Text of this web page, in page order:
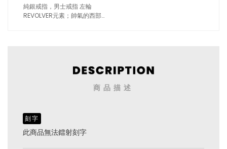
純銀戒指，男士戒指 左輪
REVOLVER元素；帥氣的西部牛
商品描述
刻字
此商品無法鐳射刻字